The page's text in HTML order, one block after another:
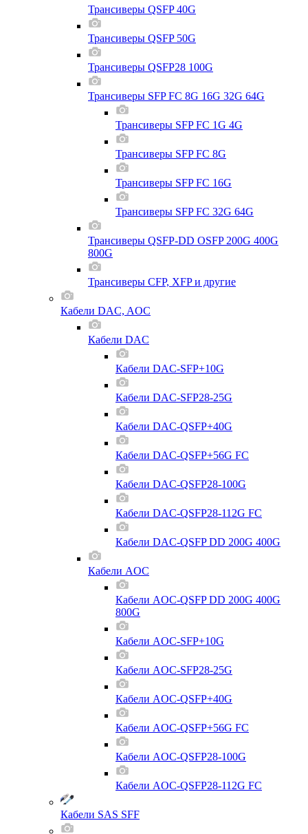
Трансиверы QSFP 40G
Трансиверы QSFP 50G
Трансиверы QSFP28 100G
Трансиверы SFP FC 8G 16G 32G 64G
Трансиверы SFP FC 1G 4G
Трансиверы SFP FC 8G
Трансиверы SFP FC 16G
Трансиверы SFP FC 32G 64G
Трансиверы QSFP-DD OSFP 200G 400G
800G
Трансиверы CFP, XFP и другие
Кабели DAC, AOC
Кабели DAC
Кабели DAC-SFP+10G
Кабели DAC-SFP28-25G
Кабели DAC-QSFP+40G
Кабели DAC-QSFP+56G FC
Кабели DAC-QSFP28-100G
Кабели DAC-QSFP28-112G FC
Кабели DAC-QSFP DD 200G 400G
Кабели AOC
Кабели AOC-QSFP DD 200G 400G
800G
Кабели AOC-SFP+10G
Кабели AOC-SFP28-25G
Кабели AOC-QSFP+40G
Кабели AOC-QSFP+56G FC
Кабели AOC-QSFP28-100G
Кабели AOC-QSFP28-112G FC
Кабели SAS SFF